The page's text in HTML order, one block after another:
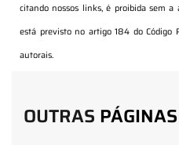
citando nossos links, é proibida sem
está previsto no artigo 184 do Código
autorais.
OUTRAS PÁGINAS